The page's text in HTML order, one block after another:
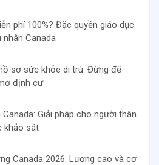
phí 100%? Đặc quyền giáo dục
Canada
sơ sức khỏe di trú: Đừng để
định cư
Giải pháp cho người thân
khảo sát
Canada 2026: Lương cao và cơ